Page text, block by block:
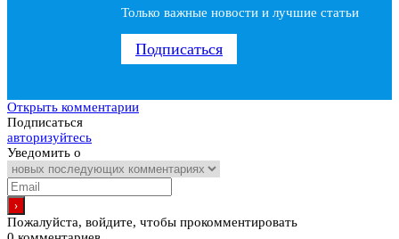
Только важные новости и лучшие статьи
Подписаться
Открыть комментарии
Подписаться
авторизуйтесь
Уведомить о
Пожалуйста, войдите, чтобы прокомментировать